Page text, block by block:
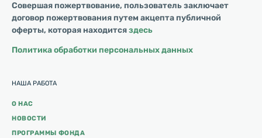
НАША РАБОТА
О НАС
НОВОСТИ
ПРОГРАММЫ ФОНДА
Совершая пожертвование, пользователь заключает
договор пожертвования путем акцепта публичной
оферты, которая находитсяздесь
Политика обработки персональных данных